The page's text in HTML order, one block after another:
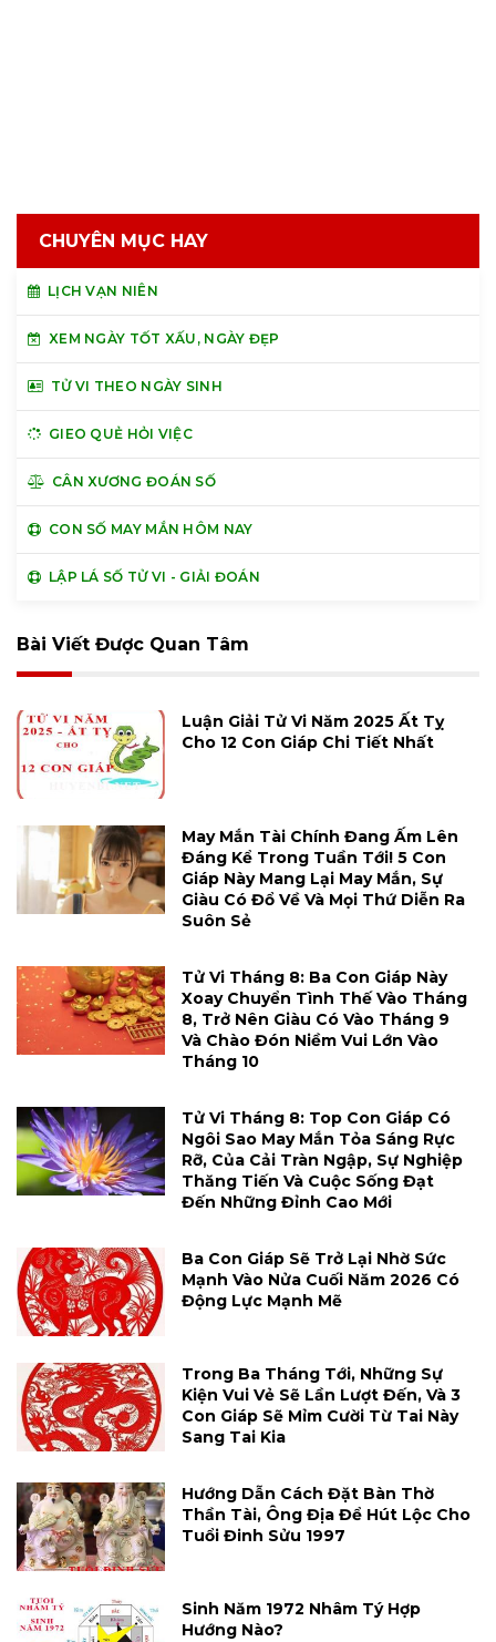
CHUYÊN MỤC HAY
LỊCH VẠN NIÊN
XEM NGÀY TỐT XẤU, NGÀY ĐẸP
TỬ VI THEO NGÀY SINH
GIEO QUẺ HỎI VIỆC
CÂN XƯƠNG ĐOÁN SỐ
CON SỐ MAY MẮN HÔM NAY
LẬP LÁ SỐ TỬ VI - GIẢI ĐOÁN
Bài Viết Được Quan Tâm
Luận Giải Tử Vi Năm 2025 Ất Tỵ
Cho 12 Con Giáp Chi Tiết Nhất
May Mắn Tài Chính Đang Ấm Lên
Đáng Kể Trong Tuần Tới! 5 Con
Giáp Này Mang Lại May Mắn, Sự
Giàu Có Đổ Về Và Mọi Thứ Diễn Ra
Suôn Sẻ
Tử Vi Tháng 8: Ba Con Giáp Này
Xoay Chuyển Tình Thế Vào Tháng
8, Trở Nên Giàu Có Vào Tháng 9
Và Chào Đón Niềm Vui Lớn Vào
Tháng 10
Tử Vi Tháng 8: Top Con Giáp Có
Ngôi Sao May Mắn Tỏa Sáng Rực
Rỡ, Của Cải Tràn Ngập, Sự Nghiệp
Thăng Tiến Và Cuộc Sống Đạt
Đến Những Đỉnh Cao Mới
Ba Con Giáp Sẽ Trở Lại Nhờ Sức
Mạnh Vào Nửa Cuối Năm 2026 Có
Động Lực Mạnh Mẽ
Trong Ba Tháng Tới, Những Sự
Kiện Vui Vẻ Sẽ Lần Lượt Đến, Và 3
Con Giáp Sẽ Mỉm Cười Từ Tai Này
Sang Tai Kia
Hướng Dẫn Cách Đặt Bàn Thờ
Thần Tài, Ông Địa Để Hút Lộc Cho
Tuổi Đinh Sửu 1997
Sinh Năm 1972 Nhâm Tý Hợp
Hướng Nào?